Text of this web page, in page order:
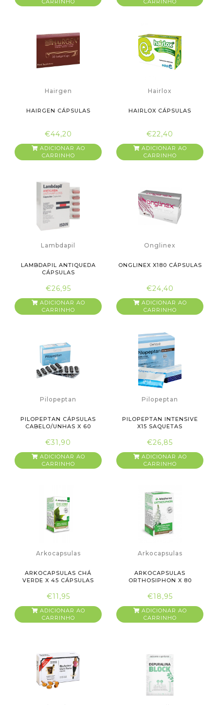
CARRINHO CARRINHO
Hairgen
HAIRGEN CÁPSULAS
€44,20
ADICIONAR AO
CARRINHO
Hairlox
HAIRLOX CÁPSULAS
€22,40
ADICIONAR AO
CARRINHO
Lambdapil
LAMBDAPIL ANTIQUEDA
CÁPSULAS
€26,95
ADICIONAR AO
CARRINHO
Onglinex
ONGLINEX X180 CÁPSULAS
€24,40
ADICIONAR AO
CARRINHO
Pilopeptan
PILOPEPTAN CÁPSULAS
CABELO/UNHAS X 60
€31,90
ADICIONAR AO
CARRINHO
Pilopeptan
PILOPEPTAN INTENSIVE
X15 SAQUETAS
€26,85
ADICIONAR AO
CARRINHO
Arkocapsulas
ARKOCAPSULAS CHÁ
VERDE X 45 CÁPSULAS
€11,95
ADICIONAR AO
CARRINHO
Arkocapsulas
ARKOCAPSULAS
ORTHOSIPHON X 80
€18,95
ADICIONAR AO
CARRINHO